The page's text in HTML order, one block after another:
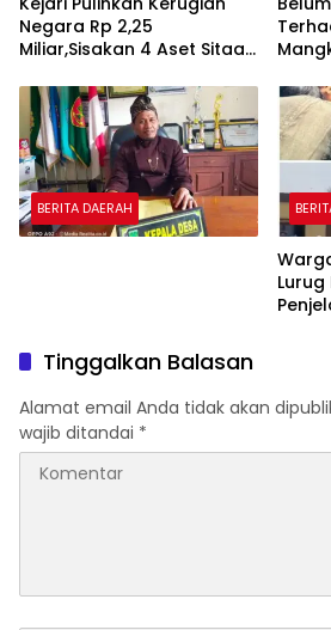
Negara Rp 2,25
Miliar,Sisakan 4 Aset Sitaan
BERITA DAERAH
Lurug
Tinggalkan Balasan
Alamat email Anda tidak akan
wajib ditandai *